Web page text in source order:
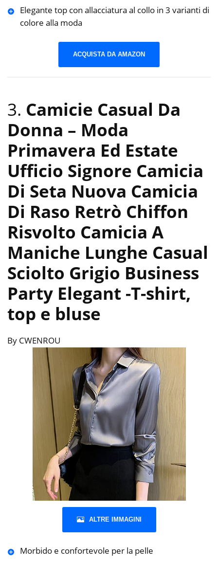
Elegante top con allacciatura al collo in 3 varianti di
colore alla moda
ACQUISTA DA AMAZON
3. Camicie Casual Da
Donna – Moda
Primavera Ed Estate
Ufficio Signore Camicia
Di Seta Nuova Camicia
Di Raso Retrò Chiffon
Risvolto Camicia A
Maniche Lunghe Casual
Sciolto Grigio Business
Party Elegant -T-shirt,
top e bluse
By CWENROU
ALTRE IMMAGINI
Morbido e confortevole per la pelle